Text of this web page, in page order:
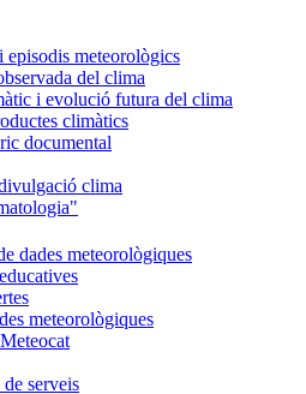
episodis meteorològics
del clima
i evolució futura del clima
climàtics
documental
clima
dades meteorològiques
meteorològiques
serveis